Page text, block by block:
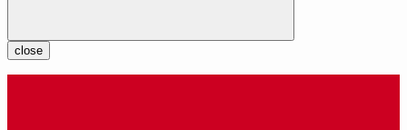
close